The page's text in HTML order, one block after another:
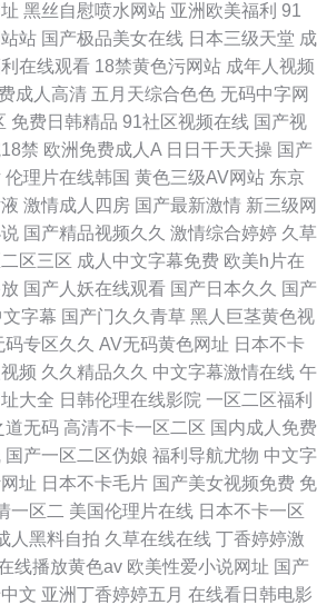
黑丝自慰喷水网站 亚洲欧美福利 91
站 国产极品美女在线 日本三级天堂 成
在线观看 18禁黄色污网站 成年人视频
成人高清 五月天综合色色 无码中字网
免费日韩精品 91社区视频在线 国产视
禁 欧洲免费成人A 日日干天天操 国产
伦理片在线韩国 黄色三级AV网站 东京
激情成人四房 国产最新激情 新三级网
国产精品视频久久 激情综合婷婷 久草
区三区 成人中文字幕免费 欧美h片在
国产人妖在线观看 国产日本久久 国产
字幕 国产门久久青草 黑人巨茎黄色视
码专区久久 AV无码黄色网址 日本不卡
频 久久精品久久 中文字幕激情在线 午
大全 日韩伦理在线影院 一区二区福利
道无码 高清不卡一区二区 国内成人免费
国产一区二区伪娘 福利导航尤物 中文字
址 日本不卡毛片 国产美女视频免费 免
一区二 美国伦理片在线 日本不卡一区
人黑料自拍 久草在线在线 丁香婷婷激
线播放黄色av 欧美性爱小说网址 国产
文 亚洲丁香婷婷五月 在线看日韩电影